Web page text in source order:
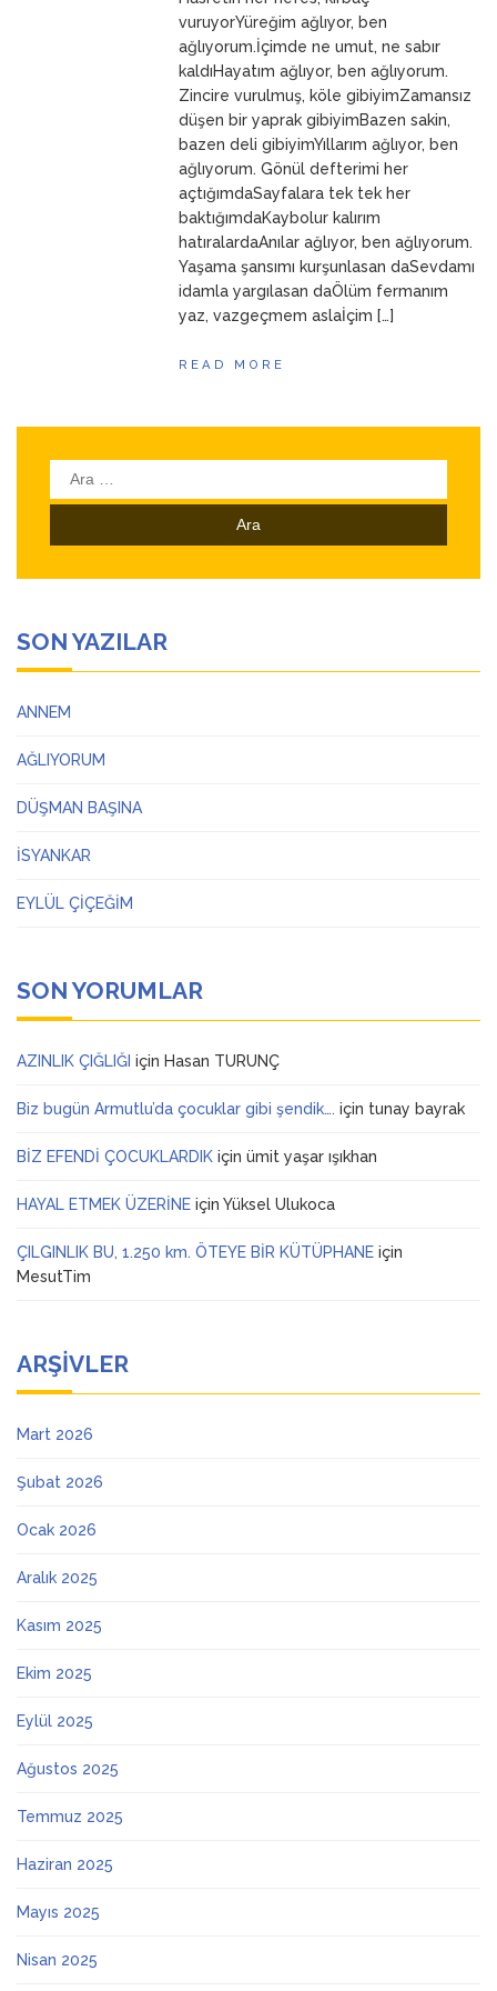
ANNEMvuruyorYüreğim ağlıyor, ben
ağlıyorum.İçimde ne umut, ne sabır
kaldıHayatım ağlıyor, ben ağlıyorum.
Zincire vurulmuş, köle gibiyimZamansız
düşen bir yaprak gibiyimBazen sakin,
bazen deli gibiyimYıllarım ağlıyor, ben
ağlıyorum. Gönül defterimi her
açtığımdaSayfalara tek tek her
baktığımdaKaybolur kalırım
hatıralardaAnılar ağlıyor, ben ağlıyorum.
Yaşama şansımı kurşunlasan daSevdamı
idamla yargılasan daÖlüm fermanım
yaz, vazgeçmem aslaİçim […]
READ MORE
Arama:
SON YAZILAR
ANNEM
AĞLIYORUM
DÜŞMAN BAŞINA
İSYANKAR
EYLÜL ÇİÇEĞİM
SON YORUMLAR
AZINLIK ÇIĞLIĞI için Hasan TURUNÇ
Biz bugün Armutlu’da çocuklar gibi şendik…. için tunay bayrak
BİZ EFENDİ ÇOCUKLARDIK için ümit yaşar ışıkhan
HAYAL ETMEK ÜZERİNE için Yüksel Ulukoca
ÇILGINLIK BU, 1.250 km. ÖTEYE BİR KÜTÜPHANE için
MesutTim
ARŞIVLER
Mart 2026
Şubat 2026
Ocak 2026
Aralık 2025
Kasım 2025
Ekim 2025
Eylül 2025
Ağustos 2025
Temmuz 2025
Haziran 2025
Mayıs 2025
Nisan 2025